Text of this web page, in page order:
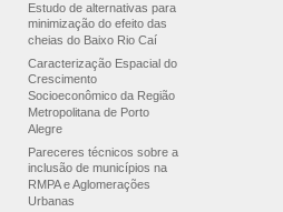
Estudo de alternativas para
minimização do efeito das
cheias do Baixo Rio Caí
Caracterização Espacial do
Crescimento
Socioeconômico da Região
Metropolitana de Porto
Alegre
Pareceres técnicos sobre a
inclusão de municípios na
RMPA e Aglomerações
Urbanas